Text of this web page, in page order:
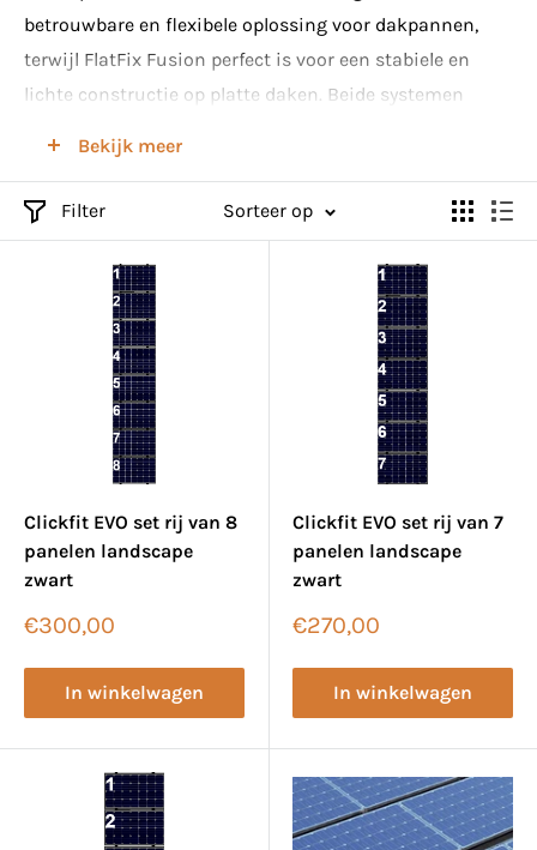
betrouwbare en flexibele oplossing voor dakpannen,
terwijl FlatFix Fusion perfect is voor een stabiele en
lichte constructie op platte daken. Beide systemen
zonnepanelen. Bekijk ons aanbod en kies voor kwaliteit
en efficiëntie met Esdec's innovatieve
Bekijk meer
Filter Sorteer op
Clickfit EVO set rij van 8
panelen landscape
zwart
Verkoopprijs
€300,00
In winkelwagen
Clickfit EVO set rij van 7
panelen landscape
zwart
Verkoopprijs
€270,00
In winkelwagen